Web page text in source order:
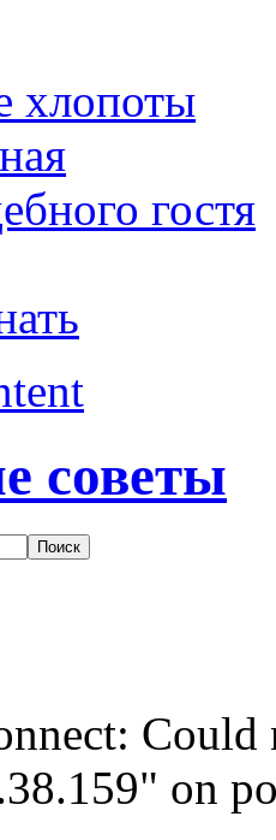
хлопоты
гостя
советы
Could
on